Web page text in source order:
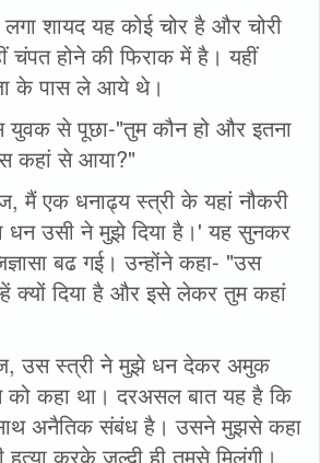
शायद यह कोई चोर है और चोरी
होने की फिराक में है। यहीं
के पास ले आये थे।
युवक से पूछा-"तुम कौन हो और इतना
कहां से आया?"
मैं एक धनाढ्य स्त्री के यहां नौकरी
धन उसी ने मुझे दिया है।' यह सुनकर
बढ गई। उन्होंने कहा- "उस
क्यों दिया है और इसे लेकर तुम कहां
उस स्त्री ने मुझे धन देकर अमुक
को कहा था। दरअसल बात यह है कि
अनैतिक संबंध है। उसने मुझसे कहा
करके जल्दी ही तुमसे मिलूंगी।